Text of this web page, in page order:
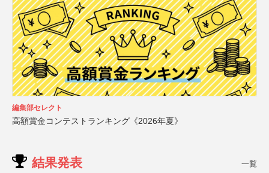
編集部セレクト
高額賞金コンテストランキング《2026年夏》
結果発表 一覧